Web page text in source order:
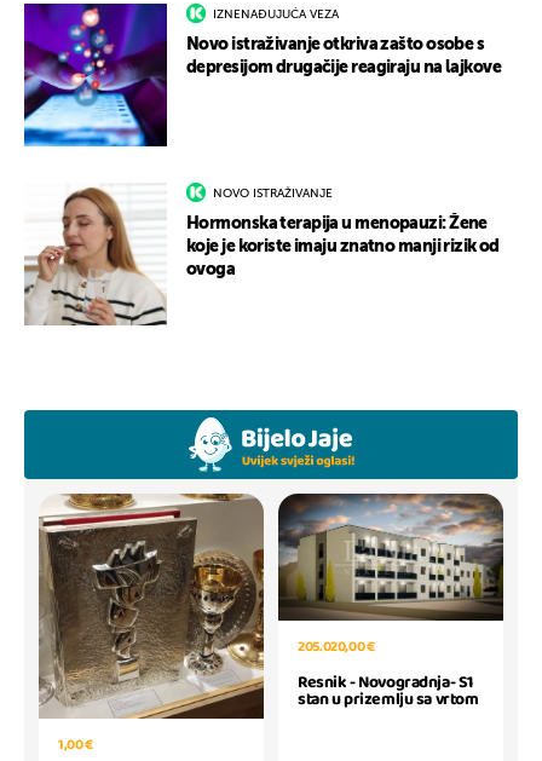
IZNENAĐUJUĆA VEZA
Novo istraživanje otkriva zašto osobe s
depresijom drugačije reagiraju na lajkove
NOVO ISTRAŽIVANJE
Hormonska terapija u menopauzi: Žene
koje je koriste imaju znatno manji rizik od
ovoga
1,00 €
205.020,00 €
Resnik - Novogradnja- S1
stan u prizemlju sa vrtom